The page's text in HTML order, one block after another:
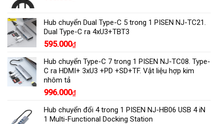
Hub chuyển Dual Type-C 5 trong 1 PISEN NJ-TC21.
Dual Type-C ra 4xU3+TBT3
595.000₫
Hub chuyển Type-C 7 trong 1 PISEN NJ-TC08. Type-
C ra HDMI+ 3xU3 +PD +SD+TF. Vật liệu hợp kim
nhôm tả
996.000₫
Hub chuyển đổi 4 trong 1 PISEN NJ-HB06 USB 4 iN
1 Multi-Functional Docking Station